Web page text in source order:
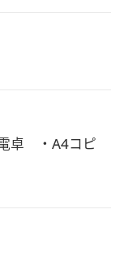
卓　・A4コピ